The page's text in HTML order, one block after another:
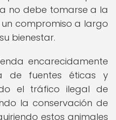
no debe tomarse a la
compromiso a largo
bienestar.
encarecidamente
de fuentes éticas y
el tráfico ilegal de
la conservación de
estos animales